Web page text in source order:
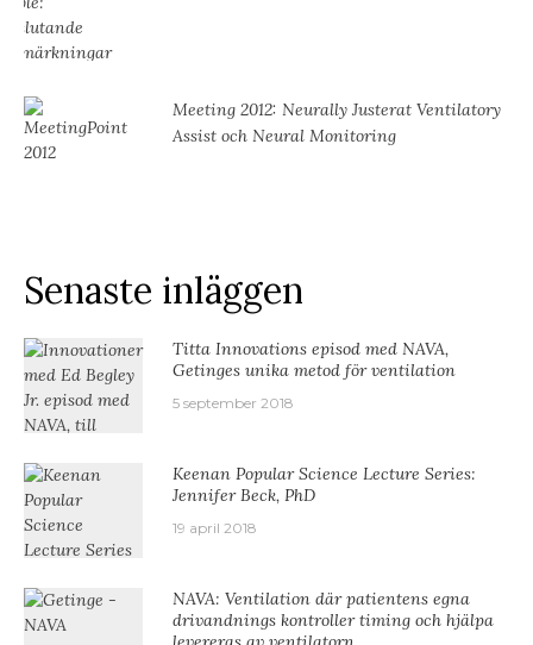
Meeting 2012: Neurally Justerat Ventilatory
Assist och Neural Monitoring
Senaste inläggen
Titta Innovations episod med NAVA,
Getinges unika metod för ventilation
5 september 2018
Keenan Popular Science Lecture Series:
Jennifer Beck, PhD
19 april 2018
NAVA: Ventilation där patientens egna
drivandnings kontroller timing och hjälpa